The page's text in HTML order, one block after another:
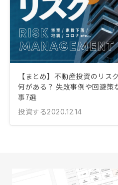
【まとめ】不動産投資のリス
何がある？ 失敗事例や回避策
事7選
投資する2020.12.14